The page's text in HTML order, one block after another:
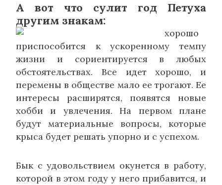
А вот что сулит год Петуха
другим знакам:
хорошо
приспособится к ускоренному темпу
жизни и сориентируется в любых
обстоятельствах. Все идет хорошо, и
перемены в обществе мало ее трогают. Ее
интересы расширятся, появятся новые
хобби и увлечения. На первом плане
будут материальные вопросы, которые
крыса будет решать упорно и с успехом.
Бык с удовольствием окунется в работу,
которой в этом году у него прибавится, и